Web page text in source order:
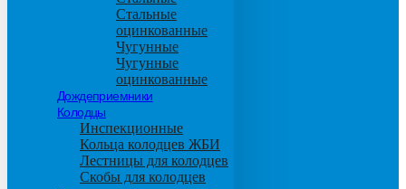
Стальные
оцинкованные
Чугунные
Чугунные
оцинкованные
Дождеприемники
Колодцы
Инспекционные
Кольца колодцев ЖБИ
Лестницы для колодцев
Скобы для колодцев